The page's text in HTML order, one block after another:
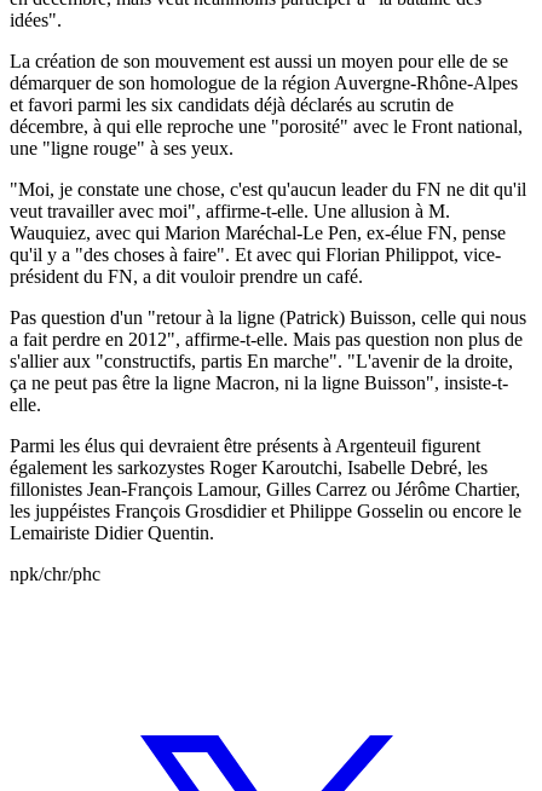
idées".
La création de son mouvement est aussi un moyen pour elle de se
démarquer de son homologue de la région Auvergne-Rhône-Alpes
et favori parmi les six candidats déjà déclarés au scrutin de
décembre, à qui elle reproche une "porosité" avec le Front national,
une "ligne rouge" à ses yeux.
"Moi, je constate une chose, c'est qu'aucun leader du FN ne dit qu'il
veut travailler avec moi", affirme-t-elle. Une allusion à M.
Wauquiez, avec qui Marion Maréchal-Le Pen, ex-élue FN, pense
qu'il y a "des choses à faire". Et avec qui Florian Philippot, vice-
président du FN, a dit vouloir prendre un café.
Pas question d'un "retour à la ligne (Patrick) Buisson, celle qui nous
a fait perdre en 2012", affirme-t-elle. Mais pas question non plus de
s'allier aux "constructifs, partis En marche". "L'avenir de la droite,
ça ne peut pas être la ligne Macron, ni la ligne Buisson", insiste-t-
elle.
Parmi les élus qui devraient être présents à Argenteuil figurent
également les sarkozystes Roger Karoutchi, Isabelle Debré, les
fillonistes Jean-François Lamour, Gilles Carrez ou Jérôme Chartier,
les juppéistes François Grosdidier et Philippe Gosselin ou encore le
Lemairiste Didier Quentin.
npk/chr/phc